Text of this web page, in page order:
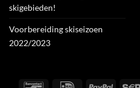
skigebieden!
Voorbereiding skiseizoen
2022/2023
Bancontact IDeal PayPal